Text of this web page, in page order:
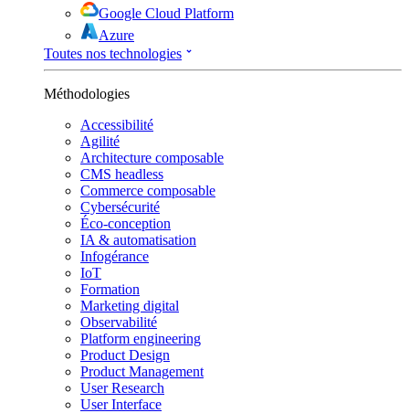
Google Cloud Platform
Azure
Toutes nos technologies
Méthodologies
Accessibilité
Agilité
Architecture composable
CMS headless
Commerce composable
Cybersécurité
Éco-conception
IA & automatisation
Infogérance
IoT
Formation
Marketing digital
Observabilité
Platform engineering
Product Design
Product Management
User Research
User Interface